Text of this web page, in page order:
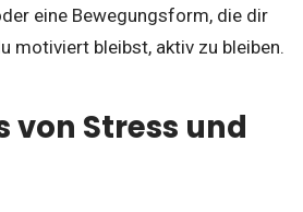
eine Bewegungsform, die dir
motiviert bleibst, aktiv zu bleiben.
von Stress und